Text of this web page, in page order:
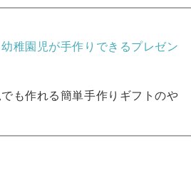
稚園児が手作りできるプレゼン
も作れる簡単手作りギフトのや